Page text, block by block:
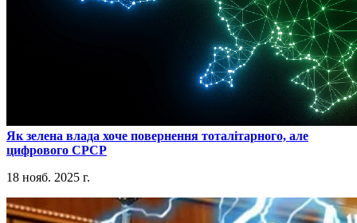
​Як зелена влада хоче повернення тоталітарного, але
цифрового СРСР
18 нояб. 2025 г.